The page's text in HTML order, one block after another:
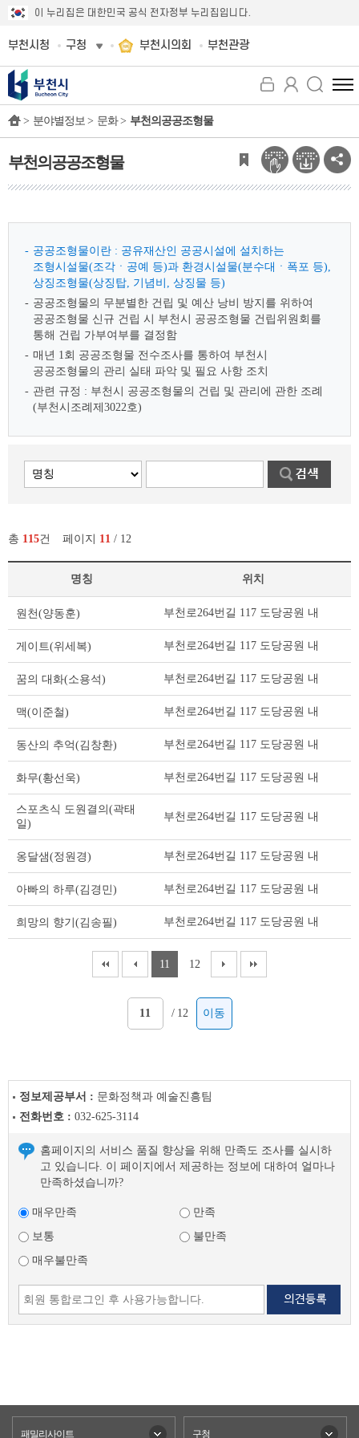
이 누리집은 대한민국 공식 전자정부 누리집입니다.
부천시청 구청 부천시의회 부천관광
전
체
뉴
보
기
> 분야별정보 > 문화 > 부천의공공조형물
부천의공공조형물
공공조형물이란 : 공유재산인 공공시설에 설치하는
조형시설물(조각ㆍ공예 등)과 환경시설물(분수대ㆍ폭포 등),
상징조형물(상징탑, 기념비, 상징물 등)
공공조형물의 무분별한 건립 및 예산 낭비 방지를 위하여
공공조형물 신규 건립 시 부천시 공공조형물 건립위원회를
통해 건립 가부여부를 결정함
매년 1회 공공조형물 전수조사를 통하여 부천시
공공조형물의 관리 실태 파악 및 필요 사항 조치
관련 규정 : 부천시 공공조형물의 건립 및 관리에 관한 조례
(부천시조례제3022호)
총 115건 페이지 11 / 12
천
공
조
물 리
트
이
블
명칭 위치
원천(양동훈) 부천로264번길 117 도당공원 내
게이트(위세복) 부천로264번길 117 도당공원 내
꿈의 대화(소용석) 부천로264번길 117 도당공원 내
맥(이준철) 부천로264번길 117 도당공원 내
동산의 추억(김창환) 부천로264번길 117 도당공원 내
화무(황선욱) 부천로264번길 117 도당공원 내
스포츠식 도원결의(곽태
일)
부천로264번길 117 도당공원 내
옹달샘(정원경) 부천로264번길 117 도당공원 내
아빠의 하루(김경민) 부천로264번길 117 도당공원 내
희망의 향기(김송필) 부천로264번길 117 도당공원 내
11 12
/ 12 이동
정보제공부서 : 문화정책과 예술진흥팀
전화번호 : 032-625-3114
홈페이지의 서비스 품질 향상을 위해 만족도 조사를 실시하
고 있습니다. 이 페이지에서 제공하는 정보에 대하여 얼마나
만족하셨습니까?
매우만족
만족
보통
불만족
매우불만족
패밀리사이트 구청